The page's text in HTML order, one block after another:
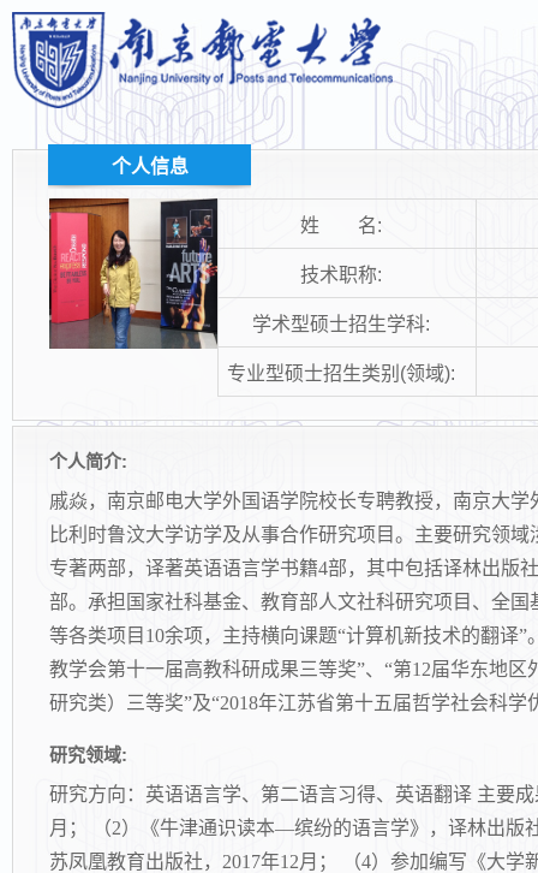
个人信息
姓 名:
技术职称:
学术型硕士招生学科:
专业型硕士招生类别(领域):
个人简介:
戚焱，南京邮电大学外国语学院校长专聘教授，南京大
比利时鲁汶大学访学及从事合作研究项目。主要研究领
专著两部，译著英语语言学书籍4部，其中包括译林出版
部。承担国家社科基金、教育部人文社科研究项目、全
等各类项目10余项，主持横向课题“计算机新技术的翻译
教学会第十一届高教科研成果三等奖”、“第12届华东地
研究类）三等奖”及“2018年江苏省第十五届哲学社会科学
研究领域:
研究方向：英语语言学、第二语言习得、英语翻译 主要
月； （2）《牛津通识读本—缤纷的语言学》，译林出版
苏凤凰教育出版社，2017年12月； （4）参加编写《大